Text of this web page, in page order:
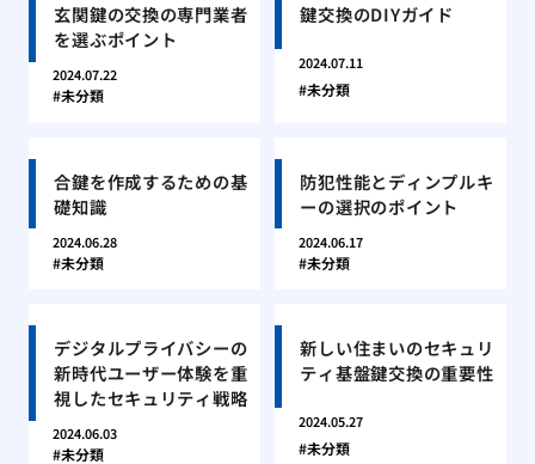
玄関鍵の交換の専門業者
を選ぶポイント
2024.07.22
未分類
鍵交換のDIYガイド
2024.07.11
未分類
合鍵を作成するための基
礎知識
2024.06.28
未分類
防犯性能とディンプルキ
ーの選択のポイント
2024.06.17
未分類
デジタルプライバシーの
新時代ユーザー体験を重
視したセキュリティ戦略
2024.06.03
未分類
新しい住まいのセキュリ
ティ基盤鍵交換の重要性
2024.05.27
未分類